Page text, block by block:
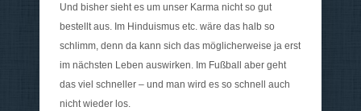
Und bisher sieht es um unser Karma nicht so gut
bestellt aus. Im Hinduismus etc. wäre das halb so
schlimm, denn da kann sich das möglicherweise ja erst
im nächsten Leben auswirken. Im Fußball aber geht
das viel schneller – und man wird es so schnell auch
nicht wieder los.